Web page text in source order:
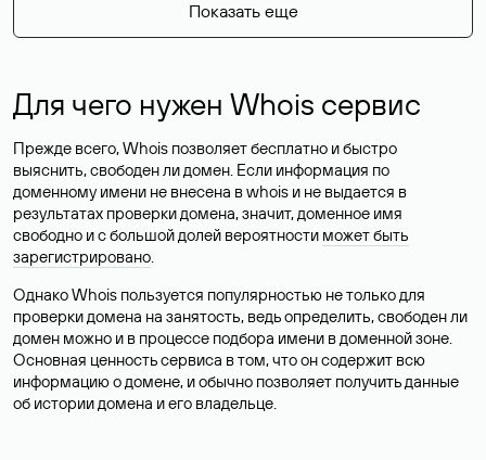
Показать еще
Для чего нужен Whois сервис
Прежде всего, Whois позволяет бесплатно и быстро
выяснить, свободен ли домен. Если информация по
доменному имени не внесена в whois и не выдается в
результатах проверки домена, значит, доменное имя
свободно и с большой долей вероятности может быть
зарегистрировано.
Однако Whois пользуется популярностью не только для
проверки домена на занятость, ведь определить, свободен ли
домен можно и в процессе подбора имени в доменной зоне.
Основная ценность сервиса в том, что он содержит всю
информацию о домене, и обычно позволяет получить данные
об истории домена и его владельце.